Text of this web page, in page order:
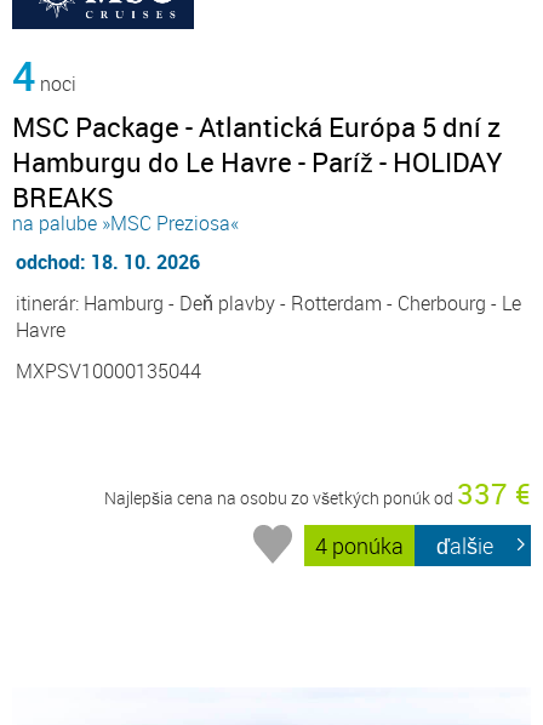
4 noci
MSC Package - Atlantická Európa 5 dní z
Hamburgu do Le Havre - Paríž - HOLIDAY
BREAKS
na palube »MSC Preziosa«
odchod: 18. 10. 2026
itinerár: Hamburg - Deň plavby - Rotterdam - Cherbourg - Le
Havre
MXPSV10000135044
Najlepšia cena na osobu zo všetkých ponúk od 337 €
4 ponúka ďalšie